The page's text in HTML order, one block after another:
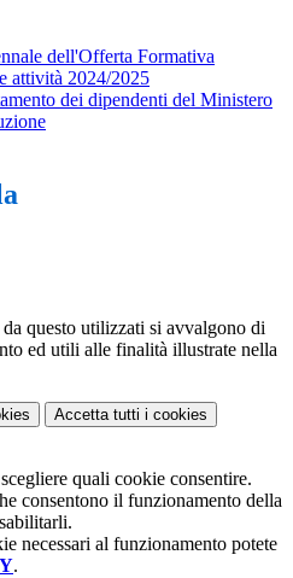
dell'Offerta Formativa
attività 2024/2025
dei dipendenti del Ministero
questo utilizzati si avvalgono di
ed utili alle finalità illustrate nella
Accetta tutti i cookies
quali cookie consentire.
consentono il funzionamento della
necessari al funzionamento potete
.